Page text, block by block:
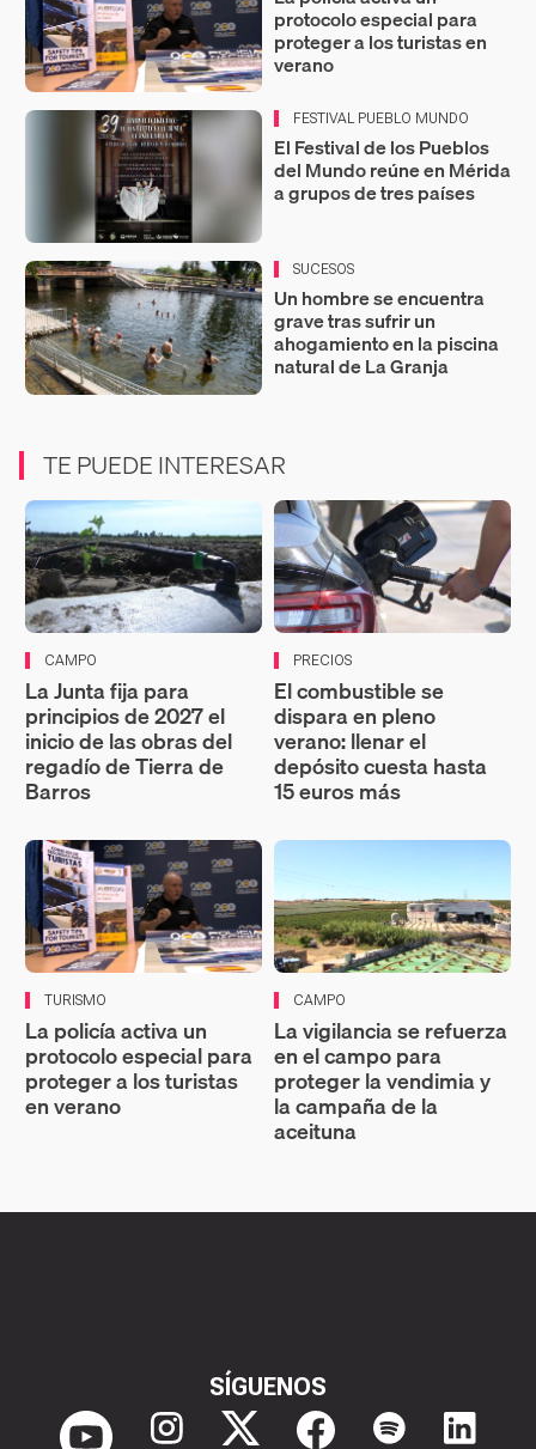
protocolo especial para
proteger a los turistas en
verano
FESTIVAL PUEBLO MUNDO
El Festival de los Pueblos
del Mundo reúne en Mérida
a grupos de tres países
SUCESOS
Un hombre se encuentra
grave tras sufrir un
ahogamiento en la piscina
natural de La Granja
TE PUEDE INTERESAR
CAMPO
La Junta fija para
principios de 2027 el
inicio de las obras del
regadío de Tierra de
Barros
PRECIOS
El combustible se
dispara en pleno
verano: llenar el
depósito cuesta hasta
15 euros más
TURISMO
La policía activa un
protocolo especial para
proteger a los turistas
en verano
CAMPO
La vigilancia se refuerza
en el campo para
proteger la vendimia y
la campaña de la
aceituna
SÍGUENOS